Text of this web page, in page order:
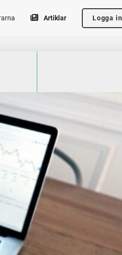
Artiklar Logga in